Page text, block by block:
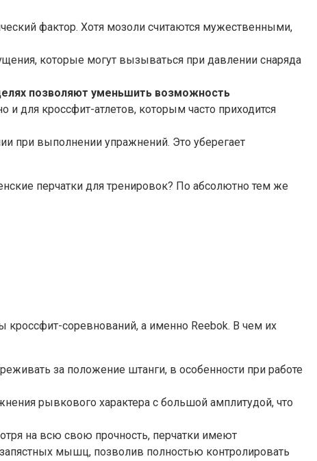
фактор. Хотя мозоли считаются мужественными,
которые могут вызываться при давлении снаряда
позволяют уменьшить возможность
для кроссфит-атлетов, которым часто приходится
при выполнении упражнений. Это уберегает
перчатки для тренировок? По абсолютно тем же
кроссфит-соревнований, а именно Reebok. В чем их
за положение штанги, в особенности при работе
рывкового характера с большой амплитудой, что
на всю свою прочность, перчатки имеют
мышц, позволив полностью контролировать